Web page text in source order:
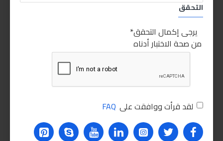
التحقق
يرجى إكمال التحقق
من صحة الاختبار أدناه
لقد قرأت ووافقت على FAQ